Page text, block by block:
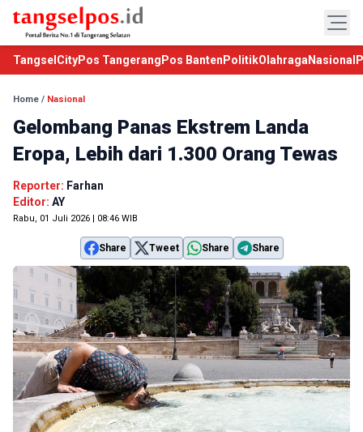
TangselCityPos Tangerang Pos Banten PolitikOlahraga Nasional
Home / Nasional
Gelombang Panas Ekstrem Landa
Eropa, Lebih dari 1.300 Orang Tewas
Reporter: Farhan
Editor: AY
Rabu, 01 Juli 2026 | 08:46 WIB
Share Tweet Share Share